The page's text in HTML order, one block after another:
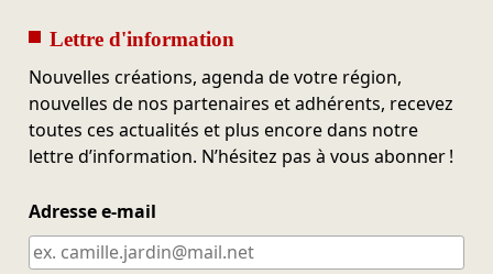
Lettre d'information
Nouvelles créations, agenda de votre région,
nouvelles de nos partenaires et adhérents, recevez
toutes ces actualités et plus encore dans notre
lettre d’information. N’hésitez pas à vous abonner !
Adresse e-mail